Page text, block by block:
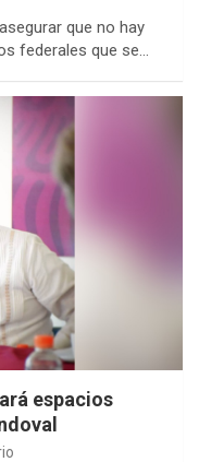
que no hay
federales que se…
espacios